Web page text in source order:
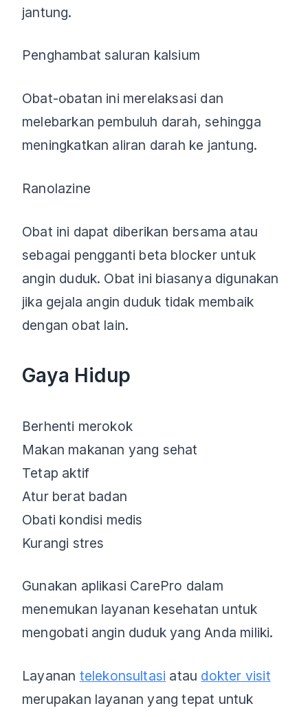
jantung.
Penghambat saluran kalsium
Obat-obatan ini merelaksasi dan
melebarkan pembuluh darah, sehingga
meningkatkan aliran darah ke jantung.
Ranolazine
Obat ini dapat diberikan bersama atau
sebagai pengganti beta blocker untuk
angin duduk. Obat ini biasanya digunakan
jika gejala angin duduk tidak membaik
dengan obat lain.
Gaya Hidup
Berhenti merokok
Makan makanan yang sehat
Tetap aktif
Atur berat badan
Obati kondisi medis
Kurangi stres
Gunakan aplikasi CarePro dalam
menemukan layanan kesehatan untuk
mengobati angin duduk yang Anda miliki.
Layanan telekonsultasi atau dokter visit
merupakan layanan yang tepat untuk